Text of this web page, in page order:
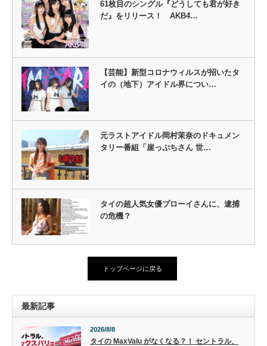
61枚目のシングル『どうしても君が好き
だ』をリリース！ AKB4…
【芸能】新型コロナウィルスが招いたタ
イの（地下）アイドル界につい…
元ラストアイドル岡村茉奈のドキュメン
タリー番組「崖っぷちさん 世…
タイの超人気女優プローイさんに、逮捕
の危機？
トップページに戻る
最新記事
2026/8/8
タイの MaxValu がなくなる？！ セントラル、